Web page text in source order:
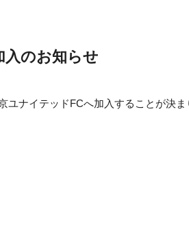
入のお知らせ
ユナイテッドFCへ加入することが決